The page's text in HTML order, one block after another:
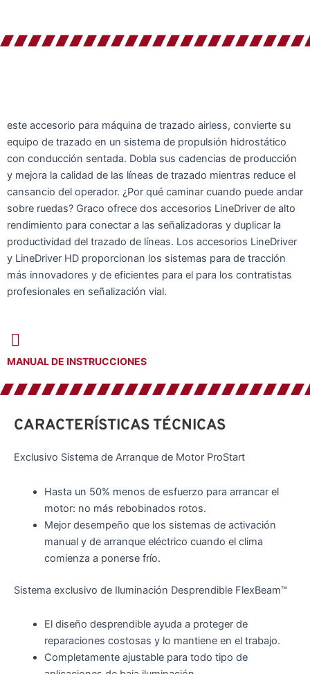
este accesorio para máquina de trazado airless, convierte su
equipo de trazado en un sistema de propulsión hidrostático
con conducción sentada. Dobla sus cadencias de producción
y mejora la calidad de las líneas de trazado mientras reduce el
cansancio del operador. ¿Por qué caminar cuando puede andar
sobre ruedas? Graco ofrece dos accesorios LineDriver de alto
rendimiento para conectar a las señalizadoras y duplicar la
productividad del trazado de líneas. Los accesorios LineDriver
y LineDriver HD proporcionan los sistemas para de tracción
más innovadores y de eficientes para el para los contratistas
profesionales en señalización vial.
MANUAL DE INSTRUCCIONES
CARACTERÍSTICAS TÉCNICAS
Exclusivo Sistema de Arranque de Motor ProStart
Hasta un 50% menos de esfuerzo para arrancar el
motor: no más rebobinados rotos.
Mejor desempeño que los sistemas de activación
manual y de arranque eléctrico cuando el clima
comienza a ponerse frío.
Sistema exclusivo de Iluminación Desprendible FlexBeam™
El diseño desprendible ayuda a proteger de
reparaciones costosas y lo mantiene en el trabajo.
Completamente ajustable para todo tipo de